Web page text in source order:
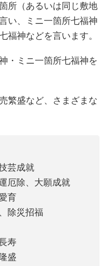
所（あるいは同じ敷地
い、ミニ一箇所七福神
福神などを言います。
・ミニ一箇所七福神を
繁盛など、さまざまな
芸成就
厄除、大願成就
育
除災招福
寿
盛